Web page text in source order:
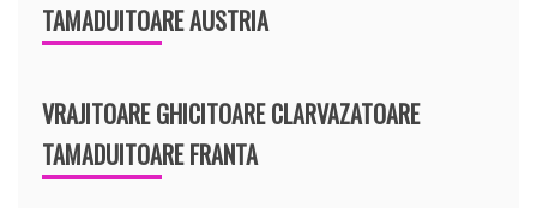
TAMADUITOARE AUSTRIA
VRAJITOARE GHICITOARE CLARVAZATOARE
TAMADUITOARE FRANTA